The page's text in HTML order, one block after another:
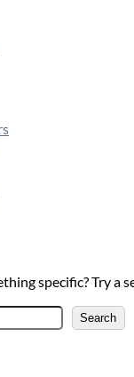
specific? Try a
e
Search